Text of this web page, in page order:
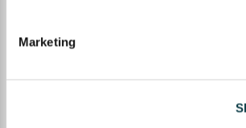
Marketing